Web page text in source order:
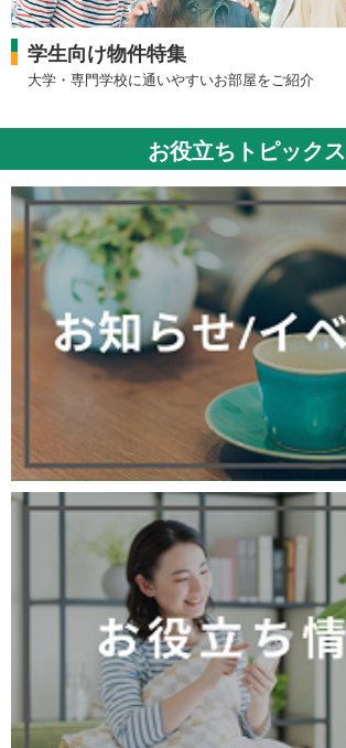
学生向け物件特集
大学・専門学校に通いやすいお部屋をご紹介
お役立ちトピックス